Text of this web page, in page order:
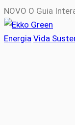
NOVO O Guia
Energia Vida